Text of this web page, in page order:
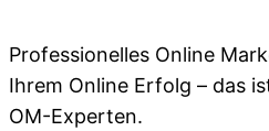
Professionelles Online
Ihrem Online Erfolg – das
OM-Experten.